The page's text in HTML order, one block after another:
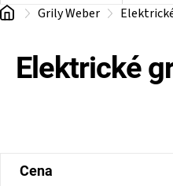
DomůGrily Weber
Elektrické
Cena